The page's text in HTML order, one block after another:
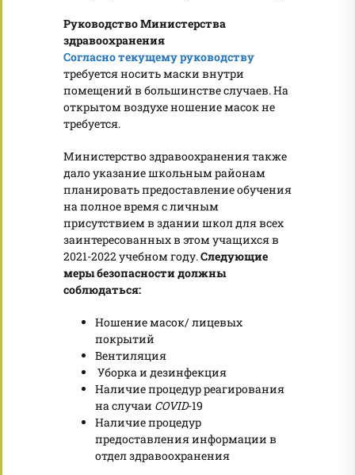
Руководство Министерства
здравоохранения
Согласно текущему руководству
требуется носить маски внутри
помещений в большинстве случаев. На
открытом воздухе ношение масок не
требуется.
Министерство здравоохранения также
дало указание школьным районам
планировать предоставление обучения
на полное время с личным
присутствием в здании школ для всех
заинтересованных в этом учащихся в
2021-2022 учебном году.Следующие
меры безопасности должны
соблюдаться:
Ношение масок/ лицевых
покрытий
Вентиляция
Уборка и дезинфекция
Наличие процедур реагирования
на случаи COVID-19
Наличие процедур
предоставления информации в
отдел здравоохранения